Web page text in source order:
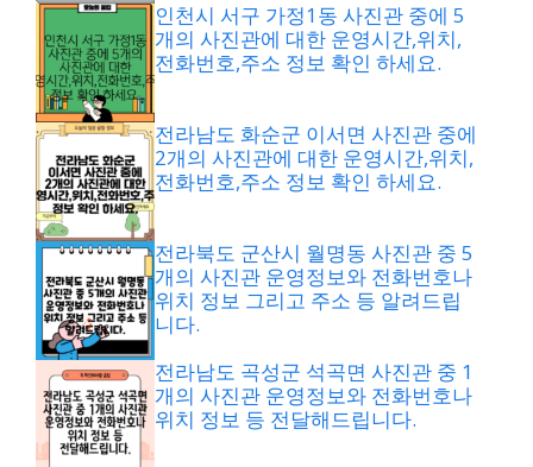
인천시 서구 가정1동 사진관 중에 5
개의 사진관에 대한 운영시간,위치,
전화번호,주소 정보 확인 하세요.
전라남도 화순군 이서면 사진관 중에
2개의 사진관에 대한 운영시간,위치,
전화번호,주소 정보 확인 하세요.
전라북도 군산시 월명동 사진관 중 5
개의 사진관 운영정보와 전화번호나
위치 정보 그리고 주소 등 알려드립
니다.
전라남도 곡성군 석곡면 사진관 중 1
개의 사진관 운영정보와 전화번호나
위치 정보 등 전달해드립니다.